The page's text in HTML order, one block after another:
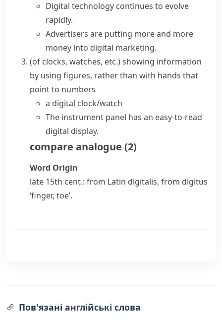
Digital technology continues to evolve
rapidly.
Advertisers are putting more and more
money into digital marketing.
(of clocks, watches, etc.)showing information
by using figures, rather than with hands that
point to numbers
a digital clock/watch
The instrument panel has an easy-to-read
digital display.
compare analogue (2)
Word Origin
late 15th cent.: from Latin digitalis, from digitus
‘finger, toe’.
Пов'язані англійські слова